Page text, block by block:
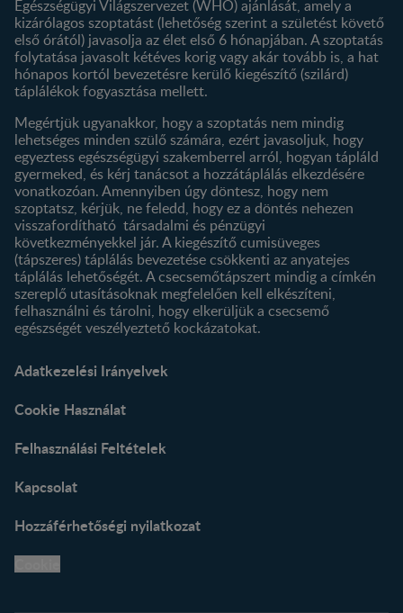
Termék kereső
Egészségügyi Világszervezet (WHO) ajánlását, amely a
kizárólagos szoptatást (lehetőség szerint a születést követő
első órától) javasolja az élet első 6 hónapjában. A szoptatás
folytatása javasolt kétéves korig vagy akár tovább is, a hat
hónapos kortól bevezetésre kerülő kiegészítő (szilárd)
táplálékok fogyasztása mellett.
Megértjük ugyanakkor, hogy a szoptatás nem mindig
lehetséges minden szülő számára, ezért javasoljuk, hogy
egyeztess egészségügyi szakemberrel arról, hogyan tápláld
gyermeked, és kérj tanácsot a hozzátáplálás elkezdésére
vonatkozóan. Amennyiben úgy döntesz, hogy nem
szoptatsz, kérjük, ne feledd, hogy ez a döntés nehezen
visszafordítható társadalmi és pénzügyi
következményekkel jár. A kiegészítő cumisüveges
(tápszeres) táplálás bevezetése csökkenti az anyatejes
táplálás lehetőségét. A csecsemőtápszert mindig a címkén
szereplő utasításoknak megfelelően kell elkészíteni,
felhasználni és tárolni, hogy elkerüljük a csecsemő
egészségét veszélyeztető kockázatokat.
Adatkezelési Irányelvek
Cookie Használat
Felhasználási Feltételek
Kapcsolat
Hozzáférhetőségi nyilatkozat